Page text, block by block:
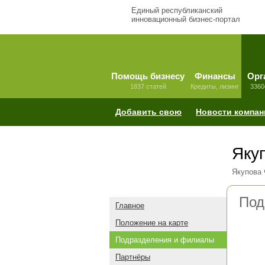
Единый республиканский
инновационный бизнес-портал
Помощь бизнесу
1837 статей
Финансы
Кредиты, лизинг
Добавить свою Новости
Главное
Положение на карте
Подразделения и филиалы
Партнёры